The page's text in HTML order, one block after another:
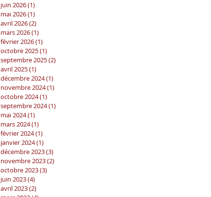
juin 2026(1)
mai 2026(1)
avril 2026(2)
mars 2026(1)
février 2026(1)
octobre 2025(1)
septembre 2025(2)
avril 2025(1)
décembre 2024(1)
novembre 2024(1)
octobre 2024(1)
septembre 2024(1)
mai 2024(1)
mars 2024(1)
février 2024(1)
janvier 2024(1)
décembre 2023(3)
novembre 2023(2)
octobre 2023(3)
juin 2023(4)
avril 2023(2)